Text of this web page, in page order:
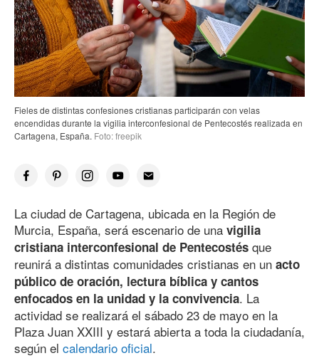
Fieles de distintas confesiones cristianas participarán con velas
encendidas durante la vigilia interconfesional de Pentecostés realizada en
Cartagena, España. Foto: freepik
La ciudad de Cartagena, ubicada en la Región de
Murcia, España, será escenario de una vigilia
cristiana interconfesional de Pentecostés que
reunirá a distintas comunidades cristianas en un acto
público de oración, lectura bíblica y cantos
enfocados en la unidad y la convivencia. La
actividad se realizará el sábado 23 de mayo en la
Plaza Juan XXIII y estará abierta a toda la ciudadanía,
según el calendario oficial.